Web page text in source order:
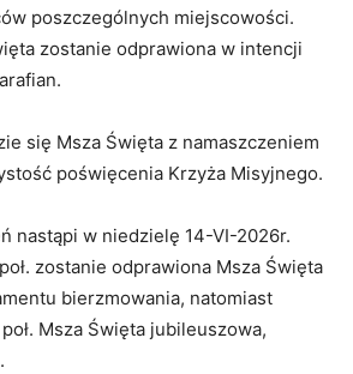
poszczególnych miejscowości.
zostanie odprawiona w intencji
się Msza Święta z namaszczeniem
poświęcenia Krzyża Misyjnego.
nastąpi w niedzielę 14-VI-2026r.
zostanie odprawiona Msza Święta
bierzmowania, natomiast
Msza Święta jubileuszowa,